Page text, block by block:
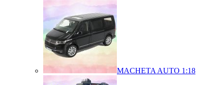
MACHETA AUTO 1:18